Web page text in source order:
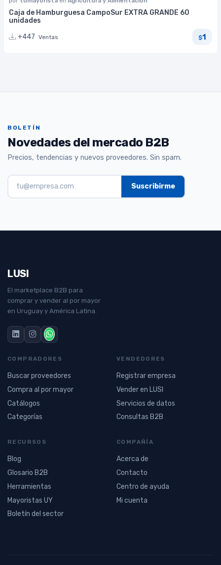
Caja de Hamburguesa CampoSur EXTRA GRANDE 60
unidades
+447 Ventas $1
BOLETÍN
Novedades del mercado B2B
Precios, tendencias y nuevos proveedores. Sin spam.
LUSI
El marketplace B2B para
comprar y vender al por mayor
en Uruguay y América Latina.
COMPRADORES
Buscar proveedores
Compra al por mayor
Catálogos
Categorías
VENDEDORES
Registrar empresa
Vender en LUSI
Servicios de datos
Consultas B2B
RECURSOS
Blog
Glosario B2B
Herramientas
Mayoristas UY
Boletín del sector
COMPAÑÍA
Acerca de
Contacto
Centro de ayuda
Mi cuenta